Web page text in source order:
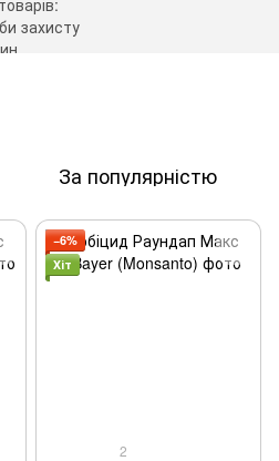
За популярністю
−6%
Хіт
2